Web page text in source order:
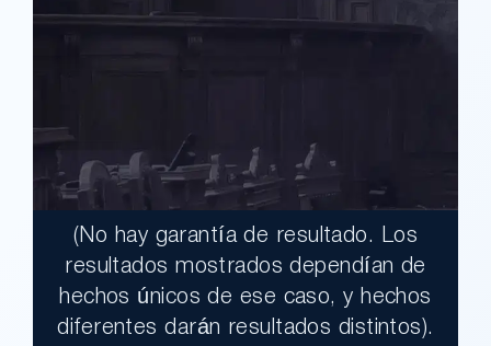
$17,900,000.00
Un jurado declaró al Condado de Los
(No hay garantía de resultado. Los
resultados mostrados dependían de
hechos únicos de ese caso, y hechos
diferentes darán resultados distintos).